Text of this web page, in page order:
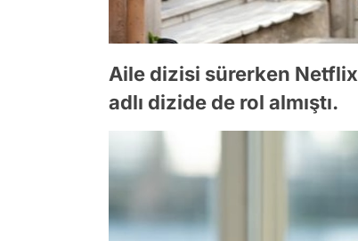
Aile dizisi sürerken
adlı dizide de rol almıştı.